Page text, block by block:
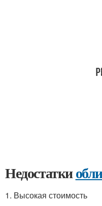
Недостатки
1. Высокая стоимость